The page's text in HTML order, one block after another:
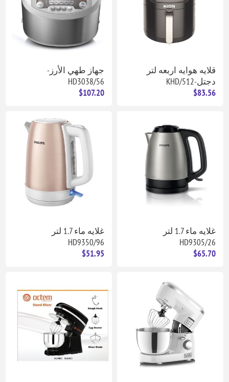
قلايه هوايه اربعه لتر
دجتل-KHD/512
$83.56
جهاز طهي الأرز-
HD3038/56
$107.20
غلايه ماء 1.7 لتر
HD9305/26
$65.70
غلايه ماء 1.7 لتر
HD9350/96
$51.95